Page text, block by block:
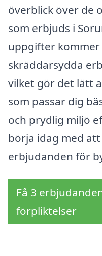
överblick över de
som erbjuds i
uppgifter
skräddarsydda
vilket gör det lätt
som passar dig
och prydlig miljö
börja idag med
erbjudanden för
Få 3
förpliktelser